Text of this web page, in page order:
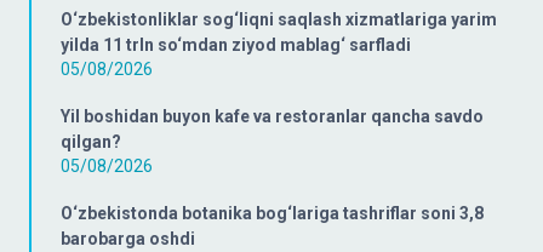
O‘zbekistonliklar sog‘liqni saqlash xizmatlariga yarim
yilda 11 trln so‘mdan ziyod mablag‘ sarfladi
05/08/2026
Yil boshidan buyon kafe va restoranlar qancha savdo
qilgan?
05/08/2026
O‘zbekistonda botanika bog‘lariga tashriflar soni 3,8
barobarga oshdi